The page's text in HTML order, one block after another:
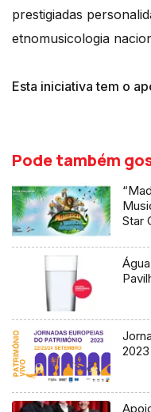
prestigiadas
etnomusicologia
Esta iniciativa tem o
Pode também
Star
2023